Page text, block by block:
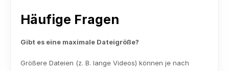
Häufige Fragen
Gibt es eine maximale Dateigröße?
Größere Dateien (z. B. lange Videos) können je nach